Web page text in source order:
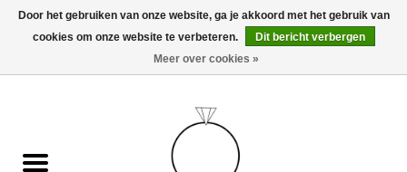
0 Artikelen - €0,00
Door het gebruiken van onze website, ga je akkoord met het gebruik van
cookies om onze website te verbeteren.
Dit bericht verbergen
Meer over cookies »